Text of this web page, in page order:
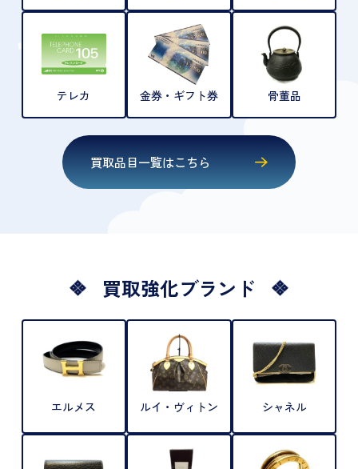
テレカ 金券・ギフト券 骨董品
買取品目一覧はこちら
買取強化ブランド
エルメス ルイ・ヴィトン シャネル